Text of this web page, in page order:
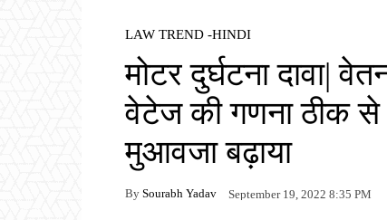
LAW TREND -HINDI
मोटर दुर्घटना दावा|
वेटेज की गणना ठीक से
मुआवजा बढ़ाया
By Sourabh Yadav September 19, 2022 8:35 PM